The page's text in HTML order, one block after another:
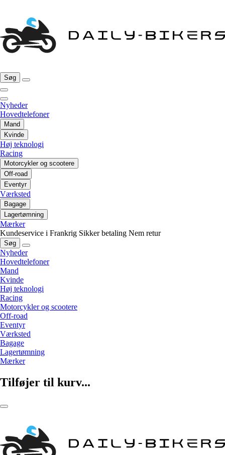
Søg
Nyheder
Hovedtelefoner
Mand
Kvinde
Høj teknologi
Racing
Motorcykler og scootere
Off-road
Eventyr
Værksted
Bagage
Lagertømning
Mærker
Kundeservice i Frankrig Sikker betaling Nem retur
Søg
Nyheder
Hovedtelefoner
Mand
Kvinde
Høj teknologi
Racing
Motorcykler og scootere
Off-road
Eventyr
Værksted
Bagage
Lagertømning
Mærker
Tilføjer til kurv...